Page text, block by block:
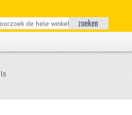
zoeken